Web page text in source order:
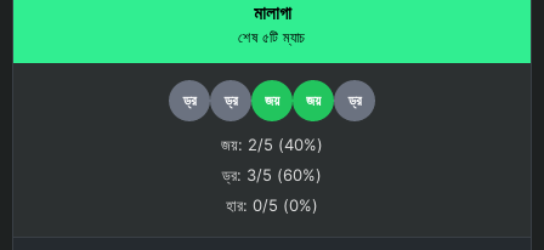
মালাগা
শেষ ৫টি ম্যাচ
ড্র ড্র জয় জয় ড্র
জয়: 2/5 (40%)
ড্র: 3/5 (60%)
হার: 0/5 (0%)